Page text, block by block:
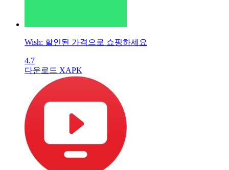
Wish: 할인된 가격으로 쇼핑하세요
4.7
다운로드 XAPK